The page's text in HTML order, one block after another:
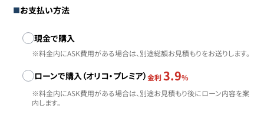
お支払い方法
お支払い方法
現金で購入
※料金内にASK費用がある場合は、別途総額お見積もりをお送りします。
ローンで購入（オリコ・プレミア）金利 3.9%
※料金内にASK費用がある場合は、別途お見積もり後にローン内容を案
内します。